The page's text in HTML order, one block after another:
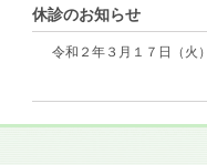
休診のお知らせ
令和２年３月１７日（火